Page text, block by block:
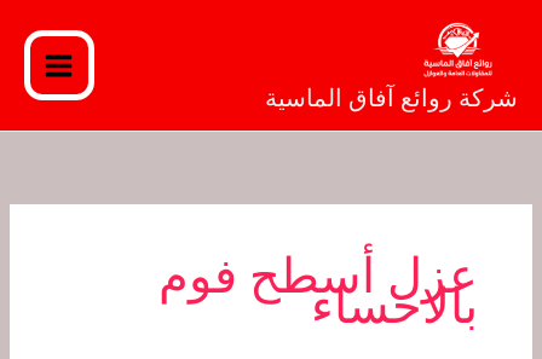
المحتوى
شركة روائع آفاق الماسية
عزل أسطح فوم
بالاحساء